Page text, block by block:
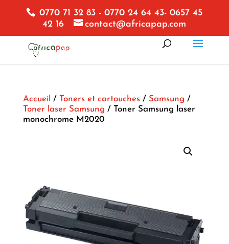
0770 71 32 83 - 0770 24 64 43- 0657 45
42 16
contact@africapap.com
Accueil / Toners et cartouches/ Samsung /
Toner laser Samsung / Toner Samsung laser
monochrome M2020